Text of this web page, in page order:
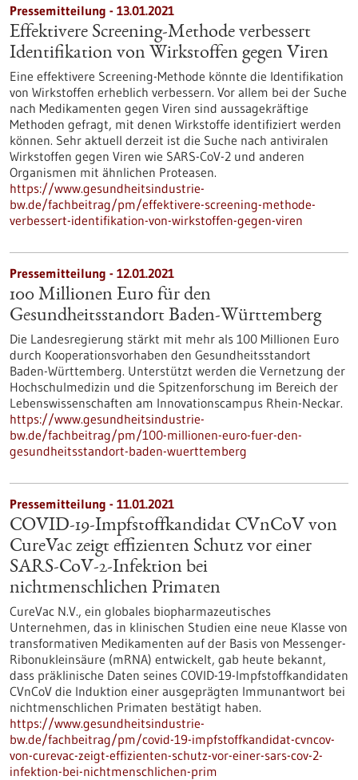
Pressemitteilung - 13.01.2021
Effektivere Screening-Methode verbessert
Identifikation von Wirkstoffen gegen Viren
Eine effektivere Screening-Methode könnte die Identifikation
von Wirkstoffen erheblich verbessern. Vor allem bei der Suche
nach Medikamenten gegen Viren sind aussagekräftige
Methoden gefragt, mit denen Wirkstoffe identifiziert werden
können. Sehr aktuell derzeit ist die Suche nach antiviralen
Wirkstoffen gegen Viren wie SARS-CoV-2 und anderen
Organismen mit ähnlichen Proteasen.
https://www.gesundheitsindustrie-
bw.de/fachbeitrag/pm/effektivere-screening-methode-
verbessert-identifikation-von-wirkstoffen-gegen-viren
Pressemitteilung - 12.01.2021
100 Millionen Euro für den
Gesundheitsstandort Baden-Württemberg
Die Landesregierung stärkt mit mehr als 100 Millionen Euro
durch Kooperationsvorhaben den Gesundheitsstandort
Baden-Württemberg. Unterstützt werden die Vernetzung der
Hochschulmedizin und die Spitzenforschung im Bereich der
Lebenswissenschaften am Innovationscampus Rhein-Neckar.
https://www.gesundheitsindustrie-
bw.de/fachbeitrag/pm/100-millionen-euro-fuer-den-
gesundheitsstandort-baden-wuerttemberg
Pressemitteilung - 11.01.2021
COVID-19-Impfstoffkandidat CVnCoV von
CureVac zeigt effizienten Schutz vor einer
SARS-CoV-2-Infektion bei
nichtmenschlichen Primaten
CureVac N.V., ein globales biopharmazeutisches
Unternehmen, das in klinischen Studien eine neue Klasse von
transformativen Medikamenten auf der Basis von Messenger-
Ribonukleinsäure (mRNA) entwickelt, gab heute bekannt,
dass präklinische Daten seines COVID-19-Impfstoffkandidaten
CVnCoV die Induktion einer ausgeprägten Immunantwort bei
nichtmenschlichen Primaten bestätigt haben.
https://www.gesundheitsindustrie-
bw.de/fachbeitrag/pm/covid-19-impfstoffkandidat-cvncov-
von-curevac-zeigt-effizienten-schutz-vor-einer-sars-cov-2-
infektion-bei-nichtmenschlichen-prim